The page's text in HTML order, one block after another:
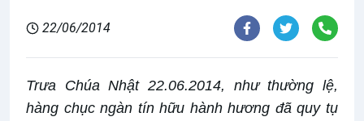
22/06/2014
Trưa Chúa Nhật 22.06.2014, như thường lệ,
hàng chục ngàn tín hữu hành hương đã quy tụ